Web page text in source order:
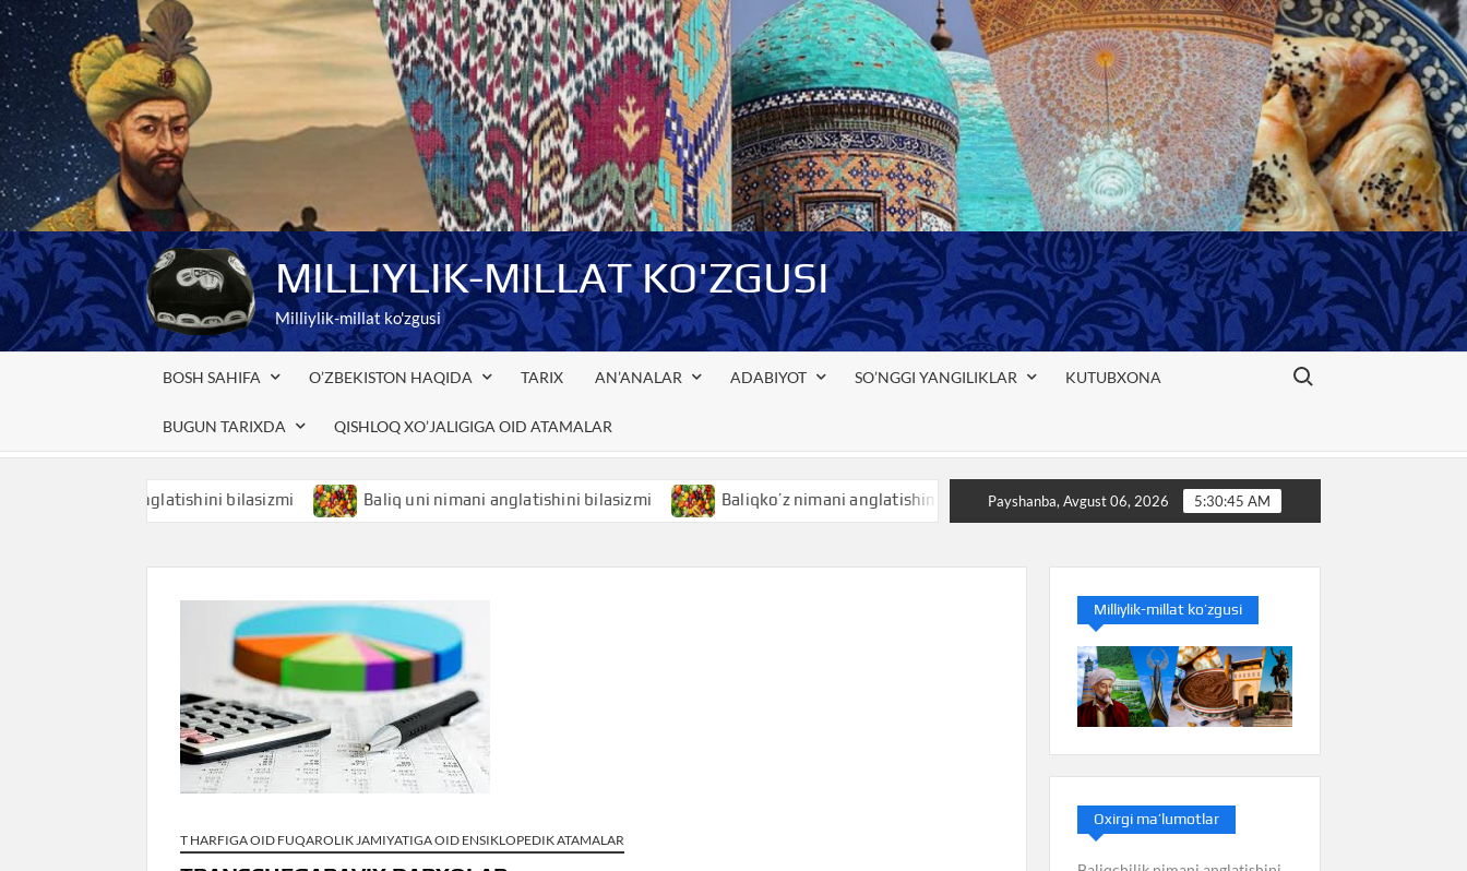
Skip
to
content
MILLIYLIK-MILLAT KO'ZGUSI
Milliylik-millat ko'zgusi
BOSH SAHIFA O’ZBEKISTON HAQIDA TARIX AN’ANALAR ADABIYOT SO’NGGI YANGILIKLAR KUTUBXONA
BUGUN TARIXDA QISHLOQ XO’JALIGIGA OID ATAMALAR
Search for:
nimani anglatishini bilasizmi Baliq uni nimani anglatishini bilasizmi Baliqko’z nimani anglatishini bilasizmi Baliq nimani anglatishini bilasizmi
Payshanba, Avgust 06, 2026 5:30:45 AM
T HARFIGA OID FUQAROLIK JAMIYATIGA OID ENSIKLOPEDIK ATAMALAR
Milliylik-millat ko’zgusi
Oxirgi ma’lumotlar